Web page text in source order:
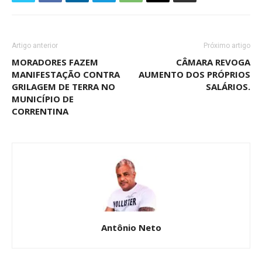
Artigo anterior
MORADORES FAZEM
MANIFESTAÇÃO CONTRA
GRILAGEM DE TERRA NO
MUNICÍPIO DE
CORRENTINA
Próximo artigo
CÂMARA REVOGA
AUMENTO DOS PRÓPRIOS
SALÁRIOS.
Antônio Neto